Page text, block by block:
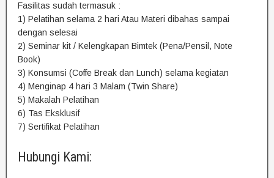
Fasilitas sudah termasuk :
1) Pelatihan selama 2 hari Atau Materi dibahas sampai
dengan selesai
2) Seminar kit / Kelengkapan Bimtek (Pena/Pensil, Note
Book)
3) Konsumsi (Coffe Break dan Lunch) selama kegiatan
4) Menginap 4 hari 3 Malam (Twin Share)
5) Makalah Pelatihan
6) Tas Eksklusif
7) Sertifikat Pelatihan
Hubungi Kami: